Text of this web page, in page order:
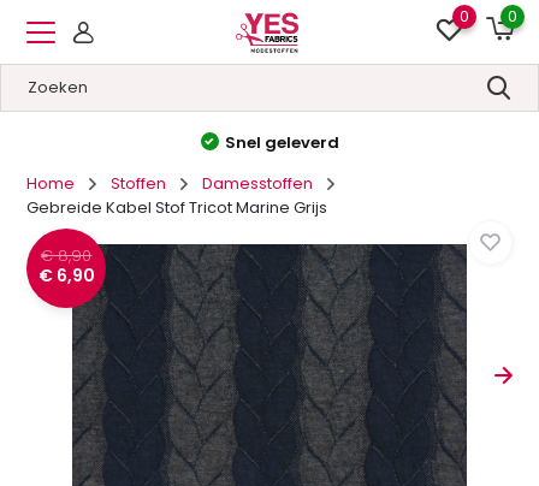
0 0
Hoge kwaliteit&
Home
Stoffen
Damesstoffen
Gebreide Kabel Stof Tricot Marine Grijs
€ 8,90
€ 6,90